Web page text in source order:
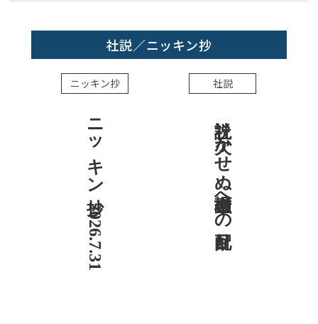
社説／ニッキン抄
ニッキン抄
ニッキン抄 2026.7.31
社説
社説 欠かせぬ金融市場への目配り